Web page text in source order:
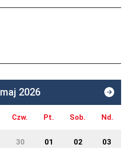
maj 2026
Czw. Pt. Sob. Nd.
30 01 02 03